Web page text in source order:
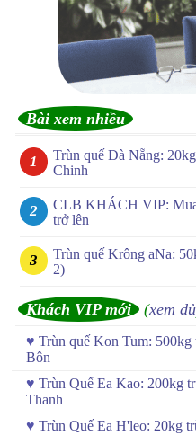
Bài xem nhiều
Trùn quế Đà Nẵng:
Chinh
CLB KHÁCH VIP: Mua
trở lên
Trùn quế Krông aNa:
2)
Khách VIP mới (xem đủ
♥ Trùn quế Kon Tum: 500kg
Bôn
♥ Trùn Quế Ea Kao: 200kg
Thanh
♥ Trùn Quế Ea H'leo: 20kg